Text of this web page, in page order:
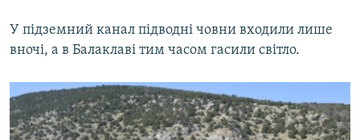
У підземний канал підводні човни входили лише
вночі, а в Балаклаві тим часом гасили світло.